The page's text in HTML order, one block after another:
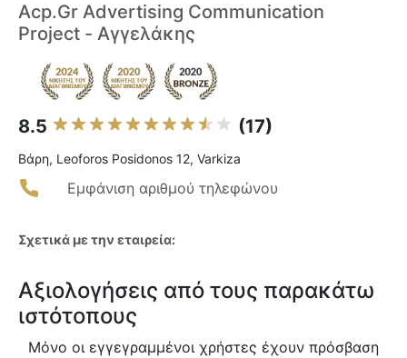
Acp.Gr Advertising Communication
Project - Αγγελάκης
8.5 (17)
Βάρη, Leoforos Posidonos 12, Varkiza
Εμφάνιση αριθμού τηλεφώνου
Σχετικά με την εταιρεία:
Αξιολογήσεις από τους παρακάτω
ιστότοπους
Μόνο οι εγγεγραμμένοι χρήστες έχουν πρόσβαση